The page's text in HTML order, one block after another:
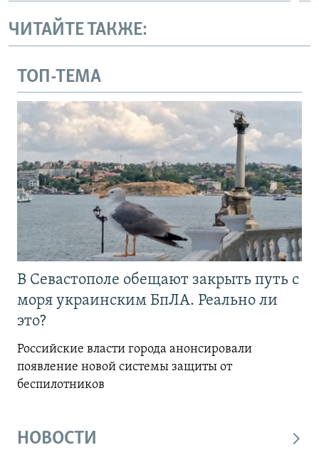
ЧИТАЙТЕ ТАКЖЕ:
ТОП-ТЕМА
В Севастополе обещают закрыть путь с
моря украинским БпЛА. Реально ли
это?
Российские власти города анонсировали
появление новой системы защиты от
беспилотников
НОВОСТИ